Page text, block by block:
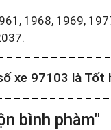
1968, 1969,
xe 97103 là Tốt
bình phàm"